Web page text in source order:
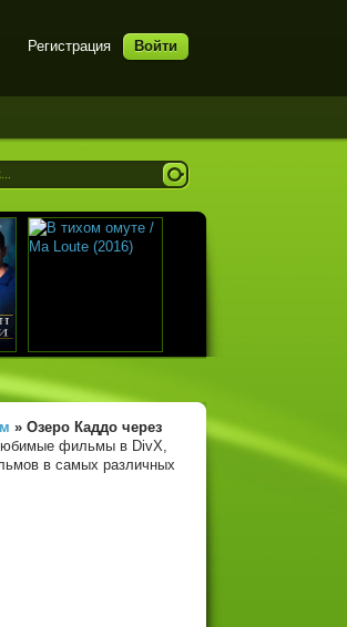
Регистрация Войти
» Озеро Каддо через
фильмы в DivX,
в самых различных